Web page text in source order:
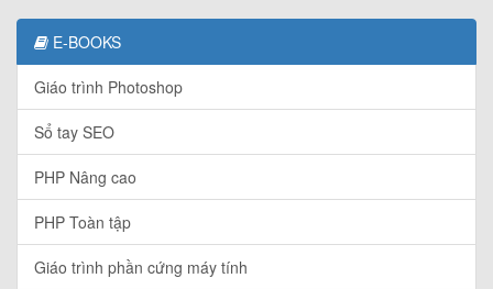
E-BOOKS
Giáo trình Photoshop
Sổ tay SEO
PHP Nâng cao
PHP Toàn tập
Giáo trình phần cứng máy tính